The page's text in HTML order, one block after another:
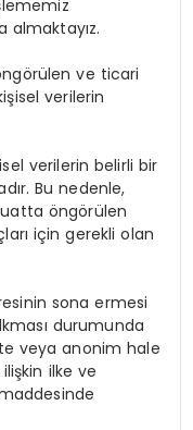
almaktayız.
ve ticari
verilerin
verilerin belirli bir
Bu nedenle,
öngörülen
için gerekli olan
sona ermesi
durumunda
veya anonim hale
ilke ve